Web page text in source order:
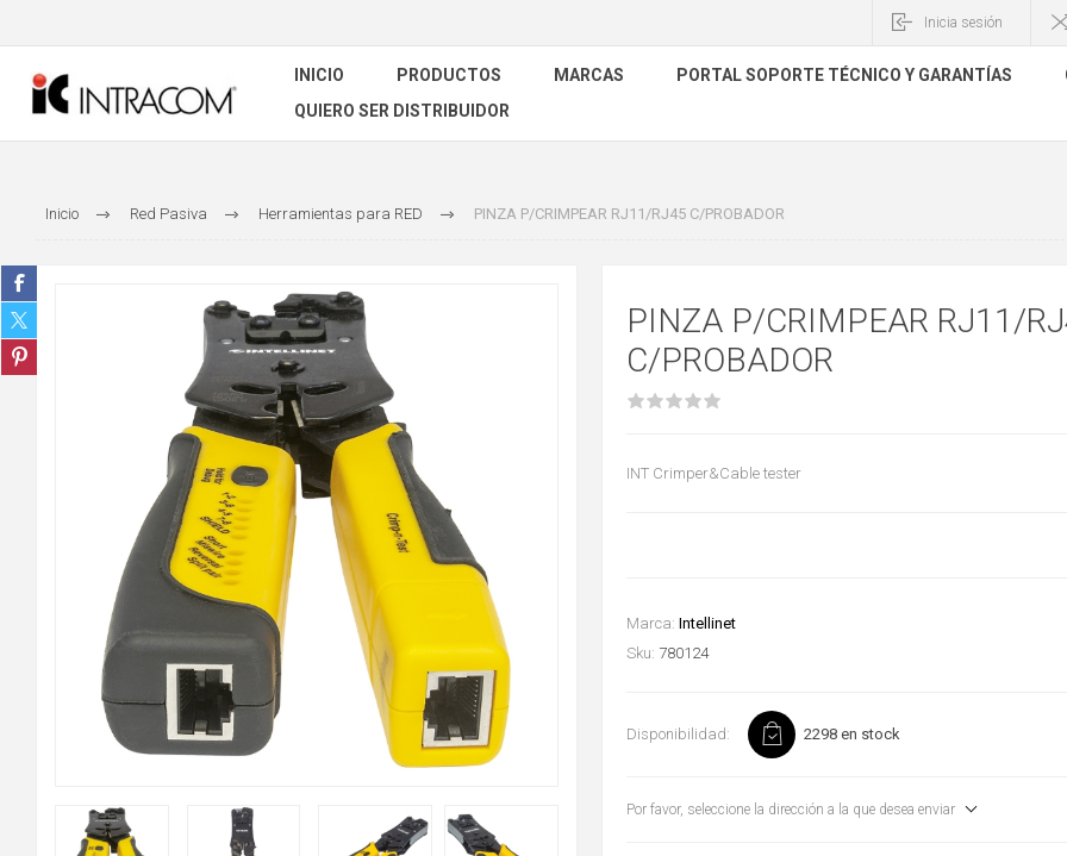
Inicia sesión
INICIO PRODUCTOS MARCAS PORTAL SOPORTE TÉCNICO Y GARANTÍAS
QUIERO SER DISTRIBUIDOR
Inicio Red Pasiva Herramientas para RED PINZA P/CRIMPEAR RJ11/RJ45 C/PROBADOR
PINZA P/CRIMPEAR RJ11/
C/PROBADOR
INT Crimper&Cable tester
Marca: Intellinet
Sku: 780124
Disponibilidad: 2298 en stock
Por favor, seleccione la dirección a la que desea enviar